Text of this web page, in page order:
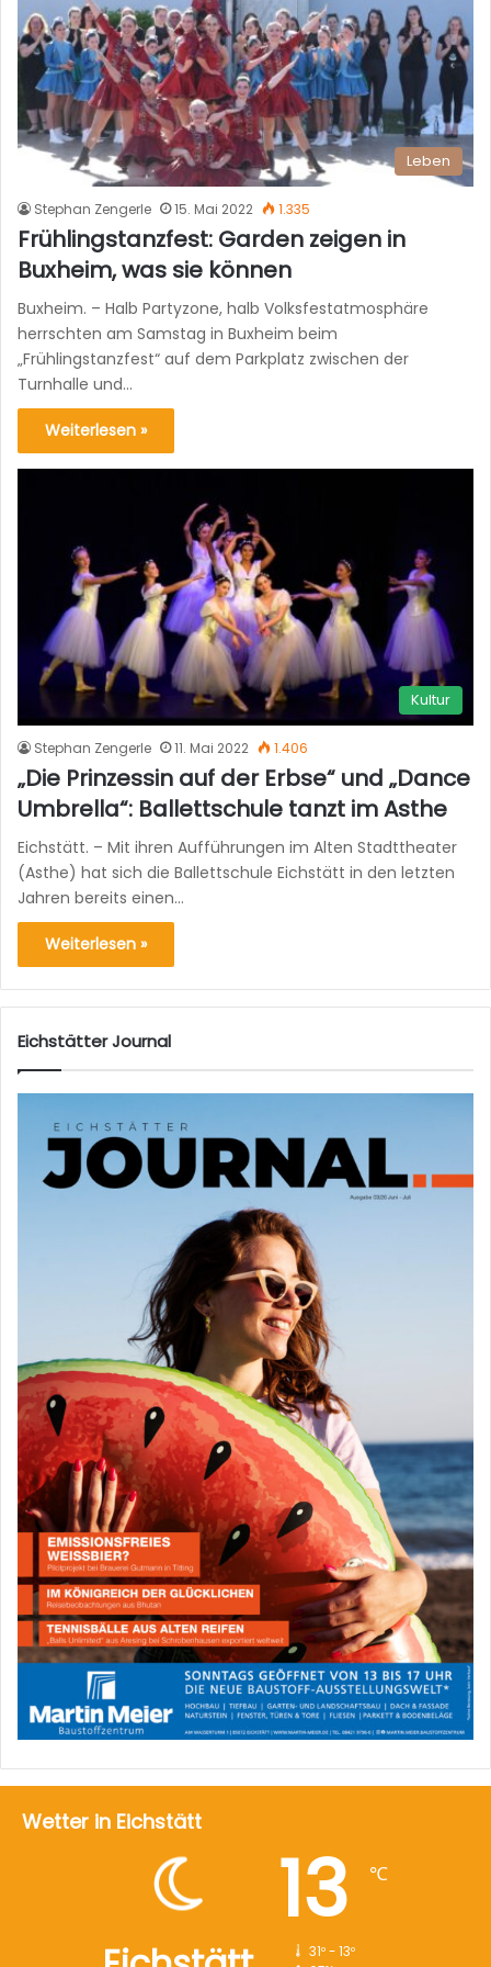
Leben
Stephan Zengerle 15. Mai 2022 1.335
Frühlingstanzfest: Garden zeigen in
Buxheim, was sie können
Buxheim. – Halb Partyzone, halb Volksfestatmosphäre
herrschten am Samstag in Buxheim beim
„Frühlingstanzfest“ auf dem Parkplatz zwischen der
Turnhalle und…
Weiterlesen »
Kultur
Stephan Zengerle 11. Mai 2022 1.406
„Die Prinzessin auf der Erbse“ und „Dance
Umbrella“: Ballettschule tanzt im Asthe
Eichstätt. – Mit ihren Aufführungen im Alten Stadttheater
(Asthe) hat sich die Ballettschule Eichstätt in den letzten
Jahren bereits einen…
Weiterlesen »
Eichstätter Journal
Wetter in Eichstätt
13 ℃
31º - 13º